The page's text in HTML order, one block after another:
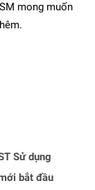
mong muốn
Sử dụng
bắt đầu